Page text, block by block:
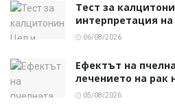
Тест за
интерпретация
06/08/2026
Ефектът на
лечението на рак
05/08/2026